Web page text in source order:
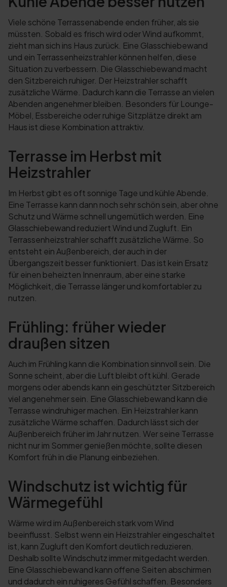
Viele schöne Terrassenabende enden früher, als sie
müssten. Sobald es frisch wird oder Wind aufkommt,
zieht man sich ins Haus zurück. Eine Glasschiebewand
und ein Terrassenheizstrahler können helfen, diese
Situation zu verbessern. Die Glasschiebewand macht
den Sitzbereich ruhiger. Der Heizstrahler schafft
zusätzliche Wärme. Dadurch kann die Terrasse an vielen
Abenden angenehmer bleiben. Besonders für Lounge-
Möbel, Essbereiche oder ruhige Sitzplätze direkt am
Haus ist diese Kombination attraktiv.
Terrasse im Herbst mit
Heizstrahler
Im Herbst gibt es oft sonnige Tage und kühle Abende.
Eine Terrasse kann dann noch sehr schön sein, aber ohne
Schutz und Wärme schnell ungemütlich werden. Eine
Glasschiebewand reduziert Wind und Zugluft. Ein
Terrassenheizstrahler schafft zusätzliche Wärme. So
entsteht ein Außenbereich, der auch in der
Übergangszeit besser funktioniert. Das ist kein Ersatz
für einen beheizten Innenraum, aber eine starke
Möglichkeit, die Terrasse länger und komfortabler zu
nutzen.
Frühling: früher wieder
draußen sitzen
Auch im Frühling kann die Kombination sinnvoll sein. Die
Sonne scheint, aber die Luft bleibt oft kühl. Gerade
morgens oder abends kann ein geschützter Sitzbereich
viel angenehmer sein. Eine Glasschiebewand kann die
Terrasse windruhiger machen. Ein Heizstrahler kann
zusätzliche Wärme schaffen. Dadurch lässt sich der
Außenbereich früher im Jahr nutzen. Wer seine Terrasse
nicht nur im Sommer genießen möchte, sollte diesen
Komfort früh in die Planung einbeziehen.
Windschutz ist wichtig für
Wärmegefühl
Wärme wird im Außenbereich stark vom Wind
beeinflusst. Selbst wenn ein Heizstrahler eingeschaltet
ist, kann Zugluft den Komfort deutlich reduzieren.
Deshalb sollte Windschutz immer mitgedacht werden.
Eine Glasschiebewand kann offene Seiten abschirmen
und dadurch ein ruhigeres Gefühl schaffen. Besonders